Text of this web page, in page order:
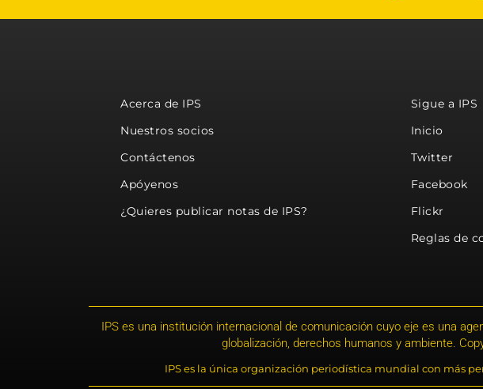
Acerca de IPS
Nuestros socios
Contáctenos
Apóyenos
¿Quieres publicar notas de IPS?
Sigue a IPS
Inicio
Twitter
Facebook
Flickr
Reglas de
IPS es una institución internacional de comunicación cuyo eje es una
globalización, derechos humanos y ambiente.
IPS es la única organización periodística mundial con más